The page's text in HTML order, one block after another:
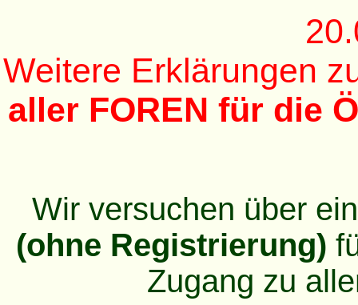
Weitere Erklärungen
aller FOREN für die
Wir versuchen über
(ohne Registrierung)
Zugang zu